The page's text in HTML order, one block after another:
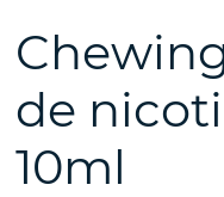
de
10ml